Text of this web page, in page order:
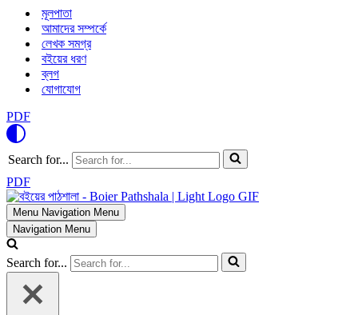
মূলপাতা
আমাদের সম্পর্কে
লেখক সমগ্র
বইয়ের ধরণ
ব্লগ
যোগাযোগ
PDF
Search for...
PDF
Menu Navigation Menu
Navigation Menu
Search for...